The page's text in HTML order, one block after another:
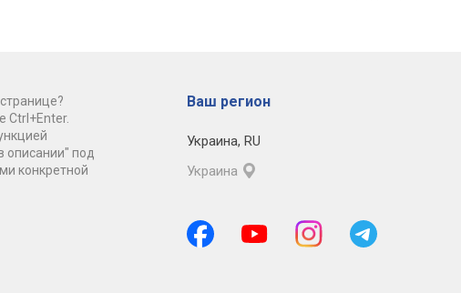
Ctrl+Enter.
описании" под
конкретной
Ваш регион
Украина, RU
Украина